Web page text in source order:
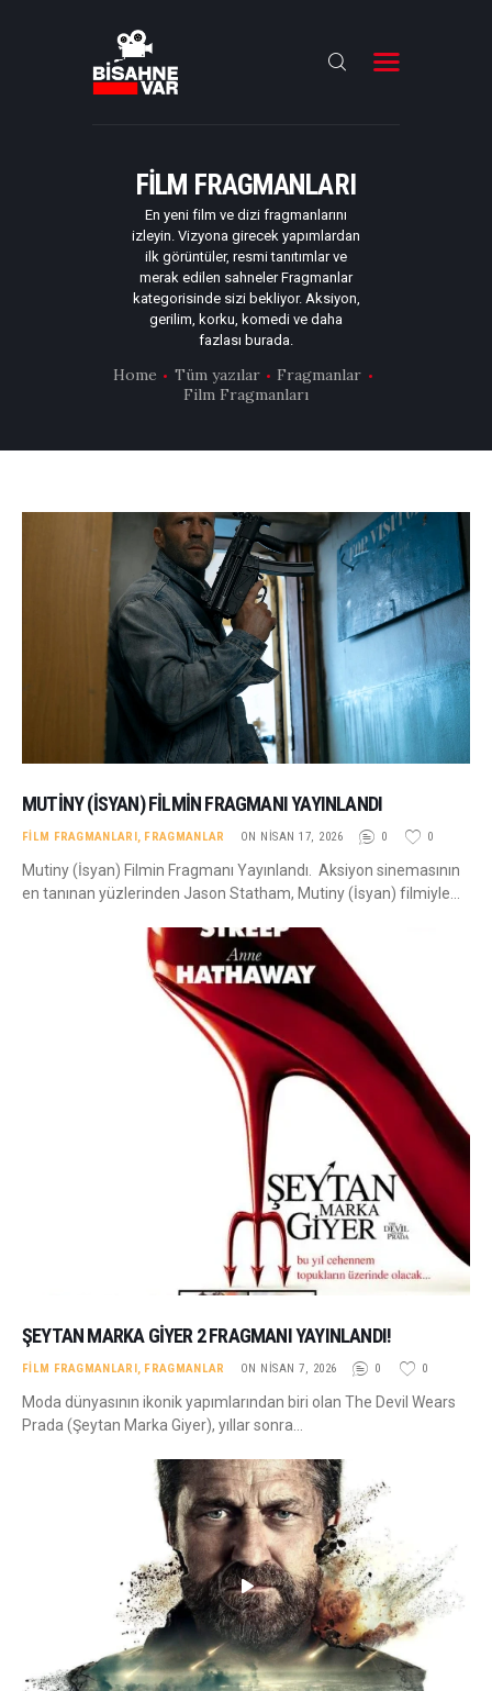
FILM FRAGMANLARI
En yeni film ve dizi fragmanlarını
izleyin. Vizyona girecek yapımlardan
ilk görüntüler, resmi tanıtımlar ve
merak edilen sahneler Fragmanlar
kategorisinde sizi bekliyor. Aksiyon,
gerilim, korku, komedi ve daha
fazlası burada.
Home Tüm yazılar
Fragmanlar
Film Fragmanları
FILMLER
DIZILER
OYUNCULAR
DAHA FAZLASI
MUTINY (İSYAN) FILMIN FRAGMANI YAYINLANDI
FILM FRAGMANLARI, FRAGMANLAR ON NISAN 17, 2026 0 0
Mutiny (İsyan) Filmin Fragmanı Yayınlandı. Aksiyon sinemasının
en tanınan yüzlerinden Jason Statham, Mutiny (İsyan) filmiyle…
ŞEYTAN MARKA GIYER 2 FRAGMANI YAYINLANDI!
FILM FRAGMANLARI, FRAGMANLAR ON NISAN 7, 2026 0 0
Moda dünyasının ikonik yapımlarından biri olan The Devil Wears
Prada (Şeytan Marka Giyer), yıllar sonra…